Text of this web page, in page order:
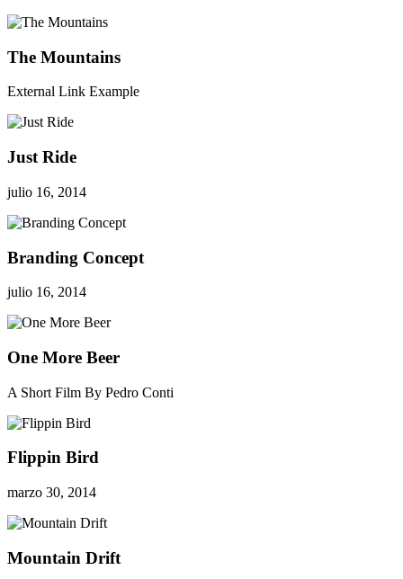
The Mountains
External Link Example
Just Ride
julio 16, 2014
Branding Concept
julio 16, 2014
One More Beer
A Short Film By Pedro Conti
Flippin Bird
marzo 30, 2014
Mountain Drift